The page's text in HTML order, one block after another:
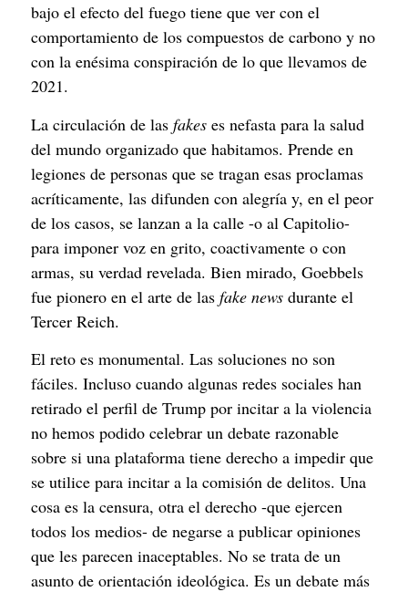
bajo el efecto del fuego tiene que ver con el
comportamiento de los compuestos de carbono y no
con la enésima conspiración de lo que llevamos de
2021.
La circulación de las fakes es nefasta para la salud
del mundo organizado que habitamos. Prende en
legiones de personas que se tragan esas proclamas
acríticamente, las difunden con alegría y, en el peor
de los casos, se lanzan a la calle -o al Capitolio-
para imponer voz en grito, coactivamente o con
armas, su verdad revelada. Bien mirado, Goebbels
fue pionero en el arte de las fake news durante el
Tercer Reich.
El reto es monumental. Las soluciones no son
fáciles. Incluso cuando algunas redes sociales han
retirado el perfil de Trump por incitar a la violencia
no hemos podido celebrar un debate razonable
sobre si una plataforma tiene derecho a impedir que
se utilice para incitar a la comisión de delitos. Una
cosa es la censura, otra el derecho -que ejercen
todos los medios- de negarse a publicar opiniones
que les parecen inaceptables. No se trata de un
asunto de orientación ideológica. Es un debate más